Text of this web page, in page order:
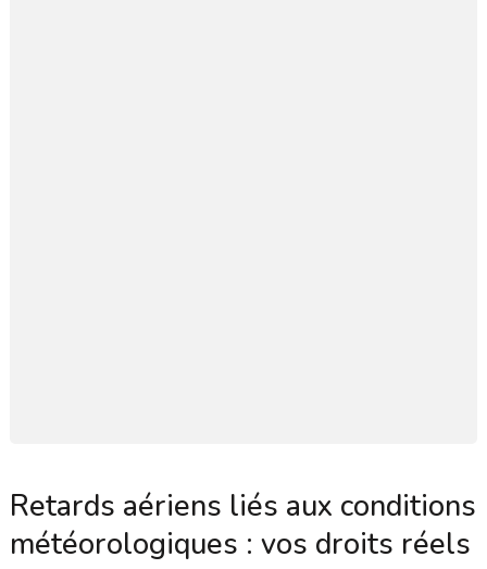
Retards aériens liés aux conditions
météorologiques : vos droits réels